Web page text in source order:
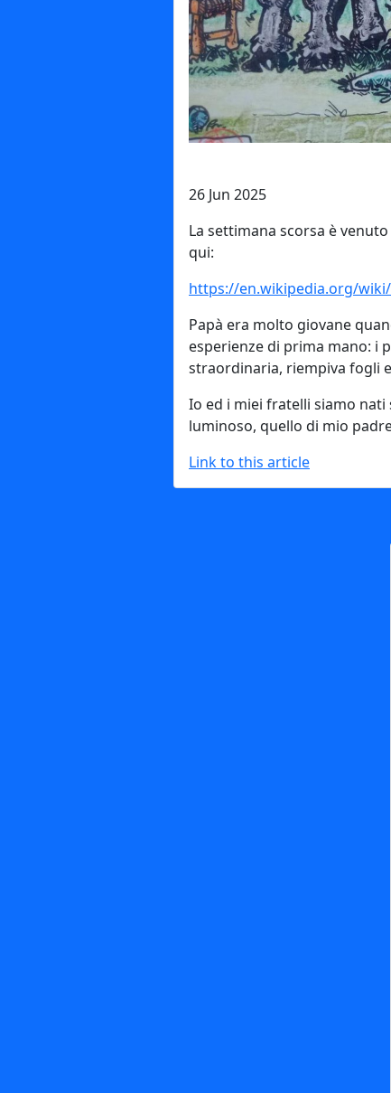
26 Jun 2025
La settimana scorsa è
qui:
https://en.wikipedia.org/wiki/
Papà era molto giovane
esperienze di prima mano: i
straordinaria, riempiva fogli
Io ed i miei fratelli siamo
luminoso, quello di mio
Link to this article